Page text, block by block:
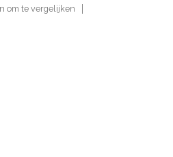
om te vergelijken